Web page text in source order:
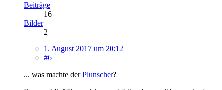
Beiträge
16
Bilder
2
1. August 2017 um 20:12
#6
... was machte derPlunscher?